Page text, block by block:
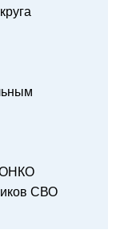
СВО